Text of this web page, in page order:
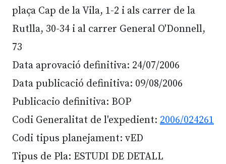
plaça Cap de la Vila, 1-2 i als carrer de la
Rutlla, 30-34 i al carrer General O'Donnell,
73
Data aprovació definitiva: 24/07/2006
Data publicació definitiva: 09/08/2006
Publicacio definitiva: BOP
Codi Generalitat de l'expedient: 2006/024261
Codi tipus planejament: vED
Tipus de Pla: ESTUDI DE DETALL